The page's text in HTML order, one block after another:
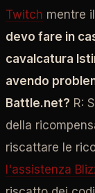
Twitch mentre
devo fare in
cavalcatura
avendo
Battle.net? R:
della
riscattare le
l'assistenza